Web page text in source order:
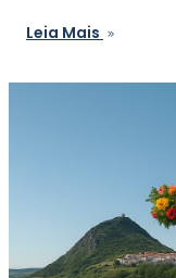
Leia Mais